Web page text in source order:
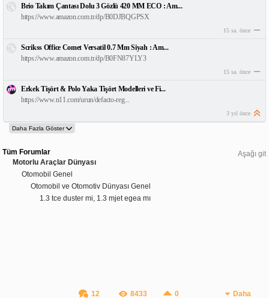
Brio Takım Çantası Dolu 3 Gözlü 420 MM ECO : Am...
https://www.amazon.com.tr/dp/B0DJBQGPSX
15 sa. önce
Scrikss Office Comet Versatil 0.7 Mm Siyah : Am...
https://www.amazon.com.tr/dp/B0FN87YLY3
15 sa. önce
Erkek Tişört & Polo Yaka Tişört Modelleri ve Fi...
https://www.n11.com/urun/defacto-reg...
3 yıl önce
Aşağı git
Tüm Forumlar
Motorlu Araçlar Dünyası
Otomobil Genel
Otomobil ve Otomotiv Dünyası Genel
1.3 tce duster mi, 1.3 mjet egea mı
12
8433
0
Daha